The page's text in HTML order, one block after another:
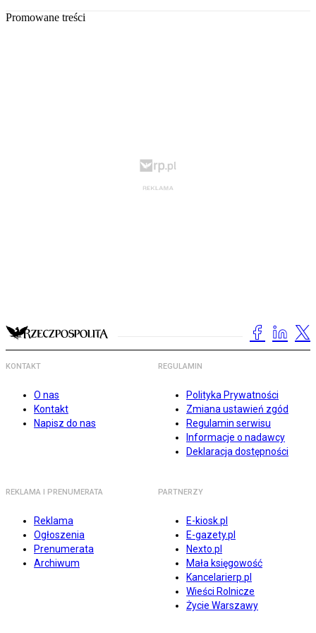
Promowane treści
KONTAKT
O nas
Kontakt
Napisz do nas
REGULAMIN
Polityka Prywatności
Zmiana ustawień zgód
Regulamin serwisu
Informacje o nadawcy
Deklaracja dostępności
REKLAMA I PRENUMERATA
Reklama
Ogłoszenia
Prenumerata
Archiwum
PARTNERZY
E-kiosk.pl
E-gazety.pl
Nexto.pl
Mała księgowość
Kancelarierp.pl
Wieści Rolnicze
Życie Warszawy